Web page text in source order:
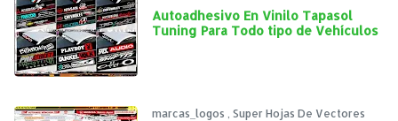
Autoadhesivo En Vinilo Tapasol
Tuning Para Todo tipo de Vehículos
marcas_logos Super Hojas De Vectores